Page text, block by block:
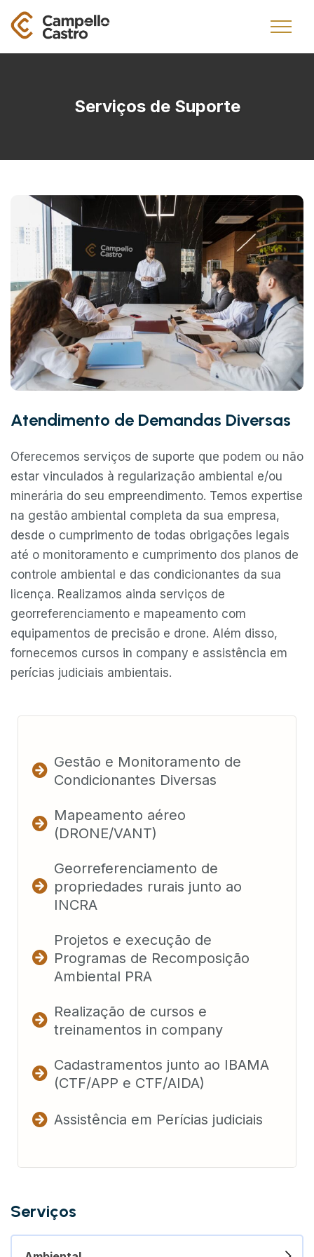
Serviços de Suporte
Atendimento de Demandas Diversas
Oferecemos serviços de suporte que podem ou não
estar vinculados à regularização ambiental e/ou
minerária do seu empreendimento. Temos expertise
na gestão ambiental completa da sua empresa,
desde o cumprimento de todas obrigações legais
até o monitoramento e cumprimento dos planos de
controle ambiental e das condicionantes da sua
licença. Realizamos ainda serviços de
georreferenciamento e mapeamento com
equipamentos de precisão e drone. Além disso,
fornecemos cursos in company e assistência em
perícias judiciais ambientais.
Gestão e Monitoramento de
Condicionantes Diversas
Mapeamento aéreo
(DRONE/VANT)
Georreferenciamento de
propriedades rurais junto ao
INCRA
Projetos e execução de
Programas de Recomposição
Ambiental PRA
Realização de cursos e
treinamentos in company
Cadastramentos junto ao IBAMA
(CTF/APP e CTF/AIDA)
Assistência em Perícias judiciais
Serviços